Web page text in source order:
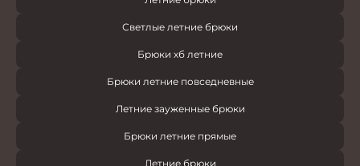
Светлые летние брюки
Брюки хб летние
Брюки летние повседневные
Летние зауженные брюки
Брюки летние прямые
Летние брюки